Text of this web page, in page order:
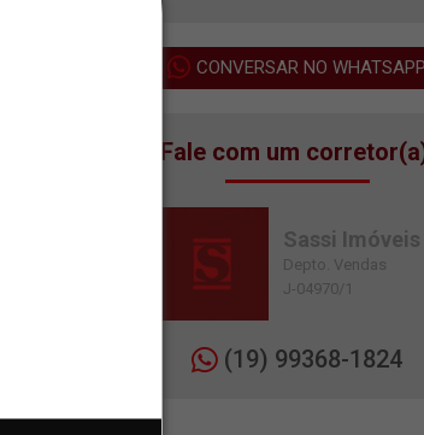
CONVERSAR NO WHATSAPP
Fale com um
Sassi Imóveis
Depto. Vendas
J-04970/1
(19) 99368-1824